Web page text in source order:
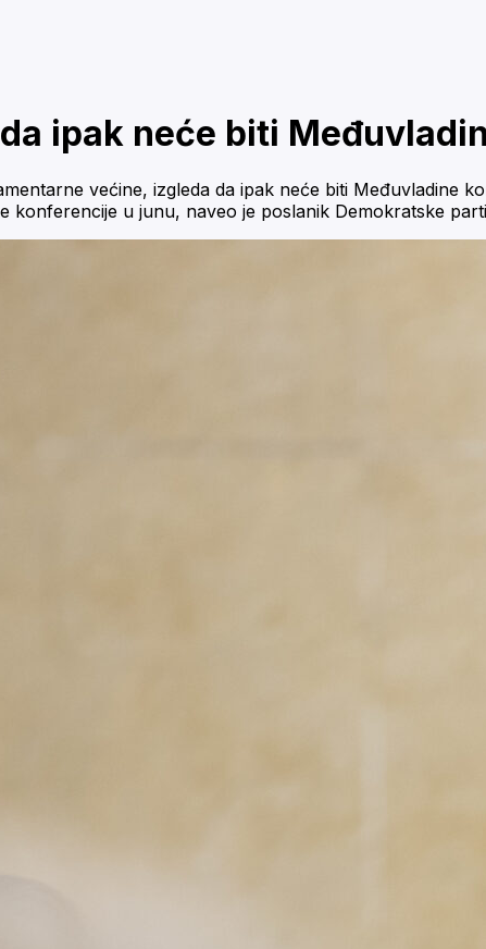
ipak neće biti
većine, izgleda da ipak neće biti Međuvladine
konferencije u junu, naveo je poslanik Demokratske